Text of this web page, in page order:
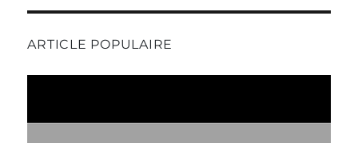
ARTICLE POPULAIRE